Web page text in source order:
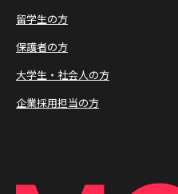
留学生の方
保護者の方
大学生・社会人の方
企業採用担当の方